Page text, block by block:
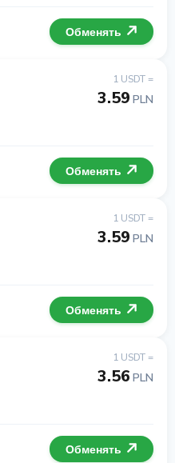
Обменять
1 USDT =
3.59 PLN
Обменять
1 USDT =
3.59 PLN
Обменять
1 USDT =
3.56 PLN
Обменять